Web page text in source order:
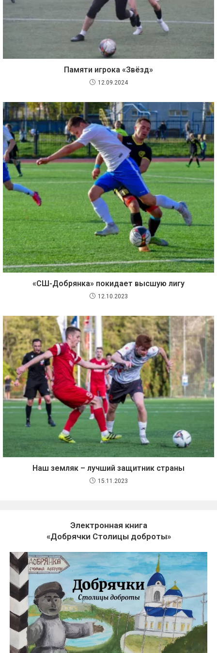
Памяти игрока «Звёзд»
12.09.2024
«СШ-Добрянка» покидает высшую лигу
12.10.2023
Наш земляк – лучший защитник страны
15.11.2023
Электронная книга
«Добрячки Столицы доброты»